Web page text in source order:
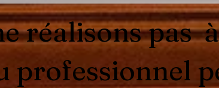
réalisons pas
professionnel